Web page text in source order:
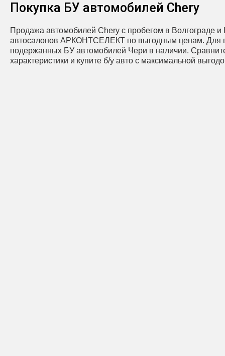
Покупка БУ автомобилей Chery
Продажа автомобилей Chery с пробегом в Волгограде и
автосалонов АРКОНТСЕЛЕКТ по выгодным ценам. Для
подержанных БУ автомобилей Чери в наличии.
характеристики и купите б/у авто с максимальной